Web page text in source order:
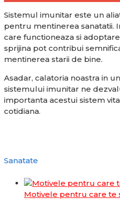
Sistemul imunitar este un
pentru mentinerea sanatatii.
care functioneaza si
sprijina pot contribui
mentinerea starii de bine.
Asadar, calatoria noastra in
sistemului imunitar ne
importanta acestui sistem
cotidiana.
Sanatate
Motivele pentru care te